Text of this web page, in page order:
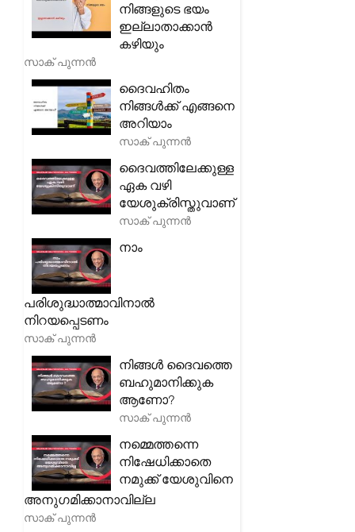
നിങ്ങളുടെ ഭയം
ഇല്ലാതാക്കാൻ
കഴിയും
സാക് പുന്നൻ
ദൈവഹിതം
നിങ്ങൾക്ക് എങ്ങനെ
അറിയാം
സാക് പുന്നൻ
ദൈവത്തിലേക്കുള്ള
ഏക വഴി
യേശുക്രിസ്തുവാണ്
സാക് പുന്നൻ
നാം
പരിശുദ്ധാത്മാവിനാൽ
നിറയപ്പെടണം
സാക് പുന്നൻ
നിങ്ങൾ ദൈവത്തെ
ബഹുമാനിക്കുക
ആണോ?
സാക് പുന്നൻ
നമ്മെത്തന്നെ
നിഷേധിക്കാതെ
നമുക്ക് യേശുവിനെ
അനുഗമിക്കാനാവില്ല
സാക് പുന്നൻ